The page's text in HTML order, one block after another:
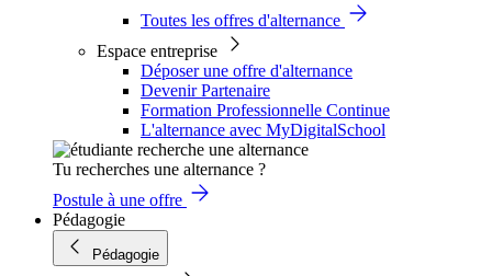
Toutes les offres d'alternance
Espace entreprise
Déposer une offre d'alternance
Devenir Partenaire
Formation Professionnelle Continue
L'alternance avec MyDigitalSchool
Tu recherches une alternance ?
Postule à une offre
Pédagogie
Pédagogie